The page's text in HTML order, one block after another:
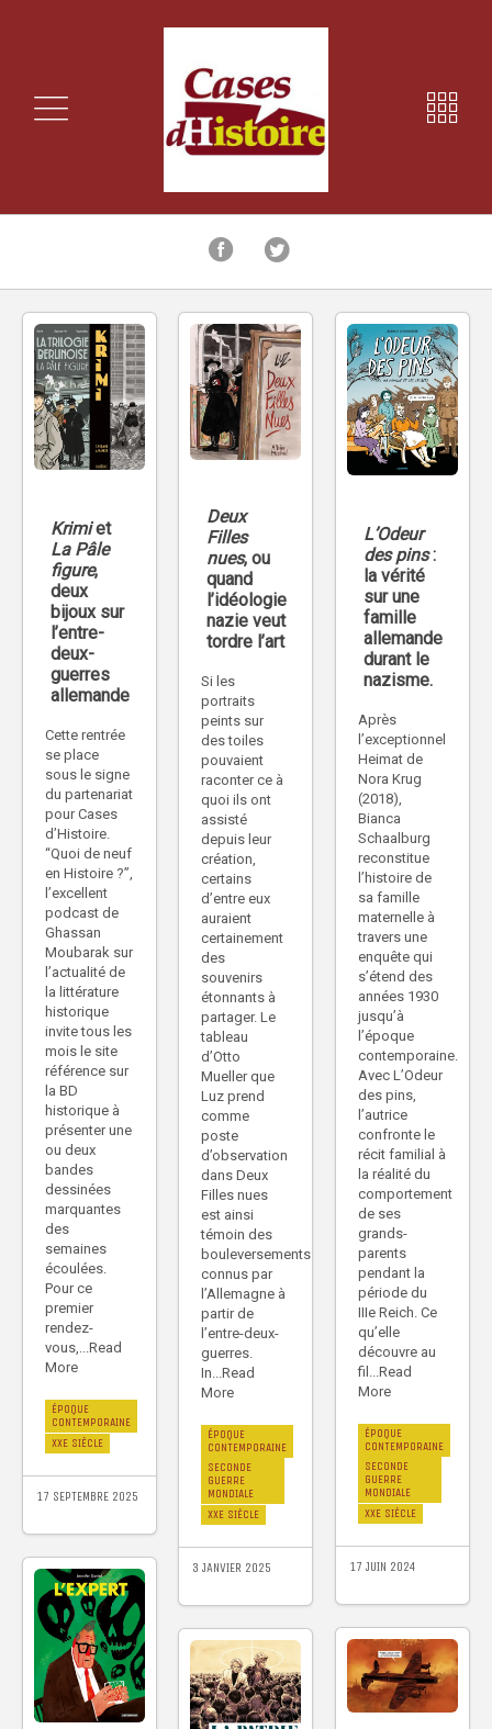
Krimiet
La Pâle
figure,
deux
bijoux sur
l’entre-
deux-
guerres
allemande
Cette rentrée
se place
sous le signe
du partenariat
pour Cases
d’Histoire.
“Quoi de neuf
en Histoire ?”,
l’excellent
podcast de
Ghassan
Moubarak sur
l’actualité de
la littérature
historique
invite tous les
mois le site
référence sur
la BD
historique à
présenter une
ou deux
bandes
dessinées
marquantes
des
semaines
écoulées.
Pour ce
premier
rendez-
vous,...Read
More
ÉPOQUE
CONTEMPORAINE
XXE SIÈCLE
17 SEPTEMBRE 2025
Deux
Filles
nues, ou
quand
l’idéologie
nazie veut
tordre l’art
Si les
portraits
peints sur
des toiles
pouvaient
raconter ce à
quoi ils ont
assisté
depuis leur
création,
certains
d’entre eux
auraient
certainement
des
souvenirs
étonnants à
partager. Le
tableau
d’Otto
Mueller que
Luz prend
comme
poste
d’observation
dans Deux
Filles nues
est ainsi
témoin des
bouleversements
connus par
l’Allemagne à
partir de
l’entre-deux-
guerres.
In...Read
More
ÉPOQUE
CONTEMPORAINE
SECONDE
GUERRE
MONDIALE
XXE SIÈCLE
3 JANVIER 2025
L’Odeur
des pins:
la vérité
sur une
famille
allemande
durant le
nazisme.
Après
l’exceptionnel
Heimat de
Nora Krug
(2018),
Bianca
Schaalburg
reconstitue
l’histoire de
sa famille
maternelle à
travers une
enquête qui
s’étend des
années 1930
jusqu’à
l’époque
contemporaine.
Avec L’Odeur
des pins,
l’autrice
confronte le
récit familial à
la réalité du
comportement
de ses
grands-
parents
pendant la
période du
IIIe Reich. Ce
qu’elle
découvre au
fil...Read
More
ÉPOQUE
CONTEMPORAINE
SECONDE
GUERRE
MONDIALE
XXE SIÈCLE
17 JUIN 2024